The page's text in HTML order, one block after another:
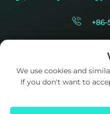
+86-
We use cookies and
If you don't want to